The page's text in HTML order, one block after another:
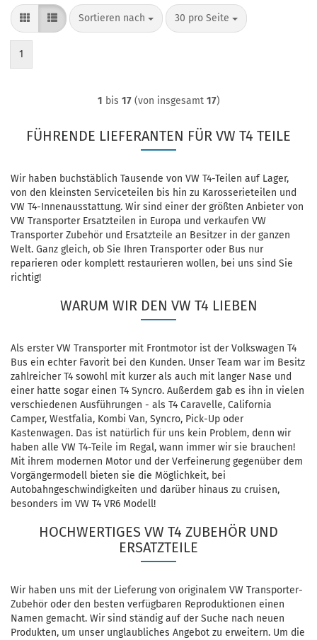
Sortieren nach
Sortieren nach 30 pro Seite
pro Seite
1
1 bis 17(von insgesamt 17)
FÜHRENDE LIEFERANTEN FÜR VW T4 TEILE
Wir haben buchstäblich Tausende von VW T4-Teilen auf Lager,
von den kleinsten Serviceteilen bis hin zu Karosserieteilen und
VW T4-Innenausstattung. Wir sind einer der größten Anbieter von
VW Transporter Ersatzteilen in Europa und verkaufen VW
Transporter Zubehör und Ersatzteile an Besitzer in der ganzen
Welt. Ganz gleich, ob Sie Ihren Transporter oder Bus nur
reparieren oder komplett restaurieren wollen, bei uns sind Sie
richtig!
WARUM WIR DEN VW T4 LIEBEN
Als erster VW Transporter mit Frontmotor ist der Volkswagen T4
Bus ein echter Favorit bei den Kunden. Unser Team war im Besitz
zahlreicher T4 sowohl mit kurzer als auch mit langer Nase und
einer hatte sogar einen T4 Syncro. Außerdem gab es ihn in vielen
verschiedenen Ausführungen - als T4 Caravelle, California
Camper, Westfalia, Kombi Van, Syncro, Pick-Up oder
Kastenwagen. Das ist natürlich für uns kein Problem, denn wir
haben alle VW T4-Teile im Regal, wann immer wir sie brauchen!
Mit ihrem modernen Motor und der Verfeinerung gegenüber dem
Vorgängermodell bieten sie die Möglichkeit, bei
Autobahngeschwindigkeiten und darüber hinaus zu cruisen,
besonders im VW T4 VR6 Modell!
HOCHWERTIGES VW T4 ZUBEHÖR UND
ERSATZTEILE
Wir haben uns mit der Lieferung von originalem VW Transporter-
Zubehör oder den besten verfügbaren Reproduktionen einen
Namen gemacht. Wir sind ständig auf der Suche nach neuen
Produkten, um unser unglaubliches Angebot zu erweitern. Um die